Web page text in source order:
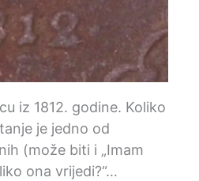
iz 1812. godine. Koliko
je jedno od
(može biti i „Imam
ona vrijedi?“…